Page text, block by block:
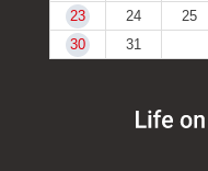
23
24 25
30
31